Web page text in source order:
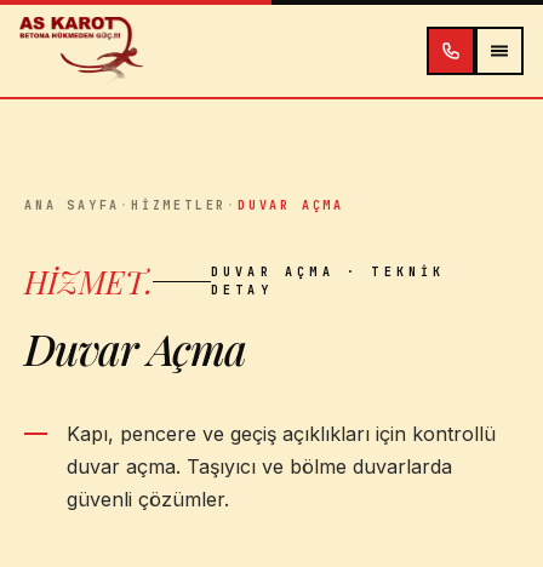
İçeriğe atla
ANA SAYFA ·HIZMETLER ·DUVAR AÇMA
HİZMET. DUVAR AÇMA
· TEKNİK
DETAY
Duvar Açma
Kapı, pencere ve geçiş açıklıkları için kontrollü
duvar açma. Taşıyıcı ve bölme duvarlarda
güvenli çözümler.